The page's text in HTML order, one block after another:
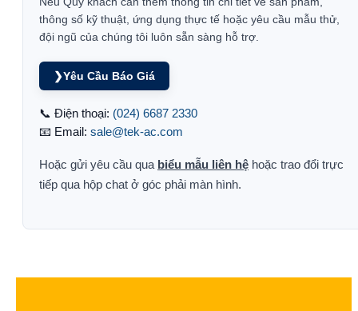
thông số kỹ thuật, ứng dụng thực tế hoặc yêu cầu mẫu thử,
đội ngũ của chúng tôi luôn sẵn sàng hỗ trợ.
❯Yêu Cầu Báo Giá
📞 Điện thoại: (024) 6687 2330
📧 Email: sale@tek-ac.com
Hoặc gửi yêu cầu qua biểu mẫu liên hệ hoặc trao đổi trực
tiếp qua hộp chat ở góc phải màn hình.